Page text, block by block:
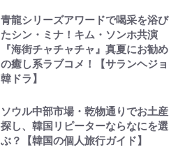
青龍シリーズアワードで喝采を浴び
たシン・ミナ！キム・ソンホ共演
『海街チャチャチャ』真夏にお勧め
の癒し系ラブコメ！【サランヘジョ
韓ドラ】
ソウル中部市場・乾物通りでお土産
探し、韓国リピーターならなにを選
ぶ？【韓国の個人旅行ガイド】